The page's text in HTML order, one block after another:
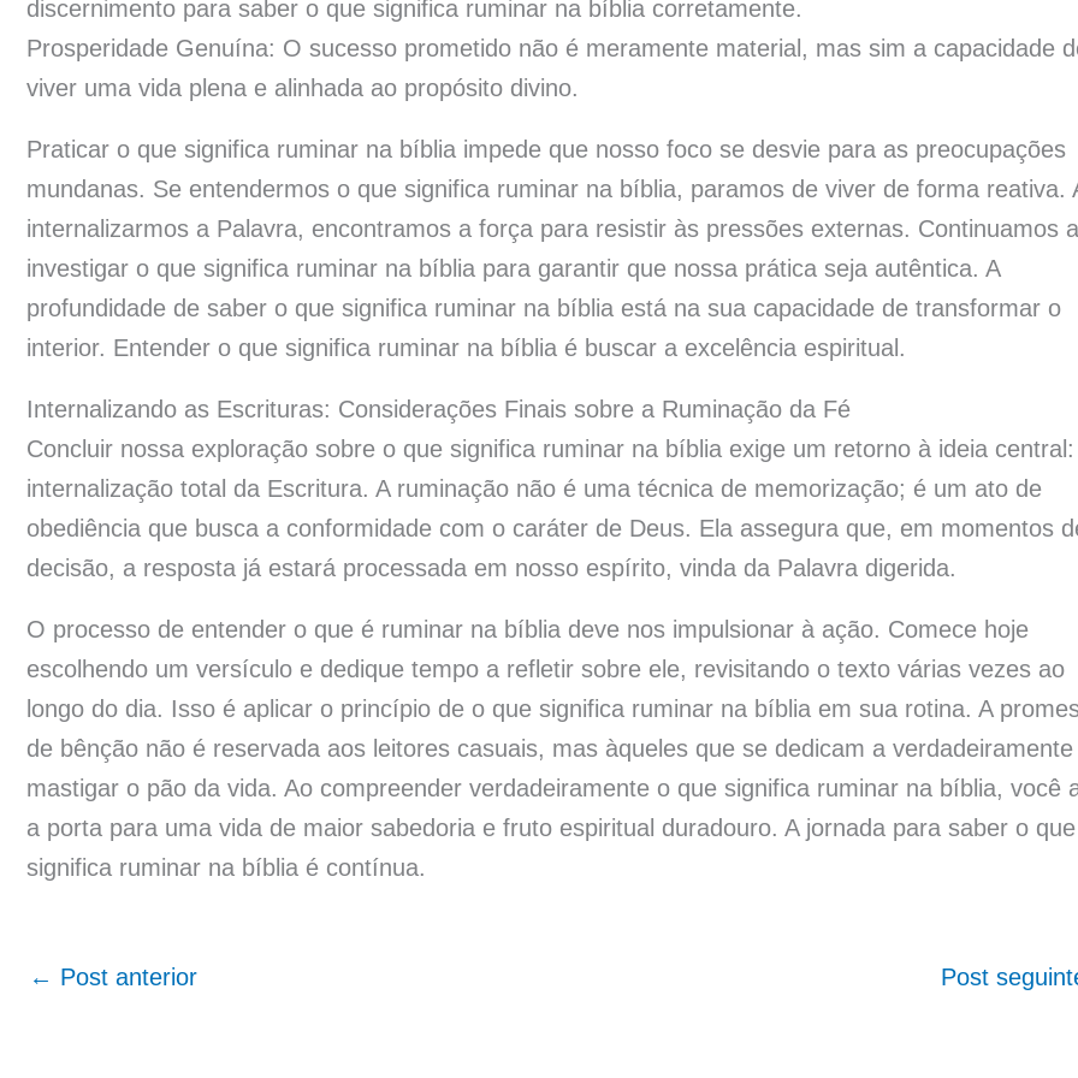
discernimento para saber o que significa ruminar na bíblia corretamente.
Prosperidade Genuína: O sucesso prometido não é meramente material, mas sim a capacidade
viver uma vida plena e alinhada ao propósito divino.
Praticar o que significa ruminar na bíblia impede que nosso foco se desvie para as preocupações
mundanas. Se entendermos o que significa ruminar na bíblia, paramos de viver de forma reativa.
internalizarmos a Palavra, encontramos a força para resistir às pressões externas. Continuamos a
investigar o que significa ruminar na bíblia para garantir que nossa prática seja autêntica. A
profundidade de saber o que significa ruminar na bíblia está na sua capacidade de transformar o
interior. Entender o que significa ruminar na bíblia é buscar a excelência espiritual.
Internalizando as Escrituras: Considerações Finais sobre a Ruminação da Fé
Concluir nossa exploração sobre o que significa ruminar na bíblia exige um retorno à ideia
internalização total da Escritura. A ruminação não é uma técnica de memorização; é um ato de
obediência que busca a conformidade com o caráter de Deus. Ela assegura que, em momentos
decisão, a resposta já estará processada em nosso espírito, vinda da Palavra digerida.
O processo de entender o que é ruminar na bíblia deve nos impulsionar à ação. Comece hoje
escolhendo um versículo e dedique tempo a refletir sobre ele, revisitando o texto várias vezes ao
longo do dia. Isso é aplicar o princípio de o que significa ruminar na bíblia em sua rotina. A
de bênção não é reservada aos leitores casuais, mas àqueles que se dedicam a verdadeiramente
mastigar o pão da vida. Ao compreender verdadeiramente o que significa ruminar na bíblia, você
a porta para uma vida de maior sabedoria e fruto espiritual duradouro. A jornada para saber o que
significa ruminar na bíblia é contínua.
← Post anterior Post